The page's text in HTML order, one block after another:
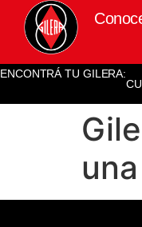
ENCONTRÁ TU GILERA: